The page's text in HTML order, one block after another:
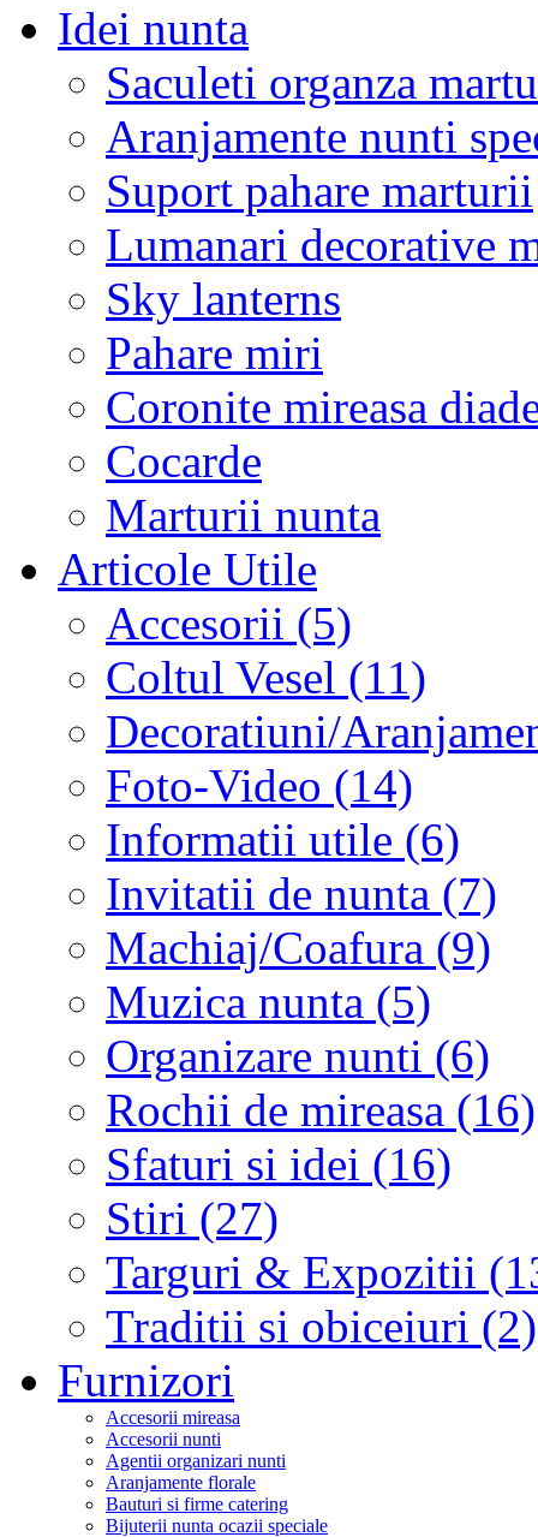
Idei nunta
Saculeti organza
Aranjamente nunti
Suport pahare marturii
Lumanari decorative
Sky lanterns
Pahare miri
Coronite mireasa
Cocarde
Marturii nunta
Articole Utile
Accesorii (5)
Coltul Vesel (11)
Decoratiuni/
Foto-Video (14)
Informatii utile (6)
Invitatii de nunta (7)
Machiaj/Coafura (9)
Muzica nunta (5)
Organizare nunti (6)
Rochii de mireasa (16)
Sfaturi si idei (16)
Stiri (27)
Targuri & Expozitii
Traditii si obiceiuri (2)
Furnizori
Accesorii mireasa
Accesorii nunti
Agentii organizari nunti
Aranjamente florale
Bauturi si firme catering
Bijuterii nunta ocazii speciale